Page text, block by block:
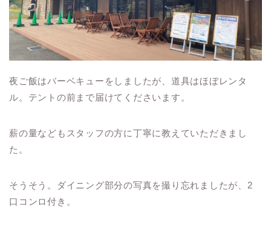
夜ご飯はバーベキューをしましたが、道具はほぼレンタ
ル。テントの前まで届けてくださいます。
薪の量などもスタッフの方に丁寧に教えていただきまし
た。
そうそう。ダイニング部分の写真を撮り忘れましたが、2
口コンロ付き。